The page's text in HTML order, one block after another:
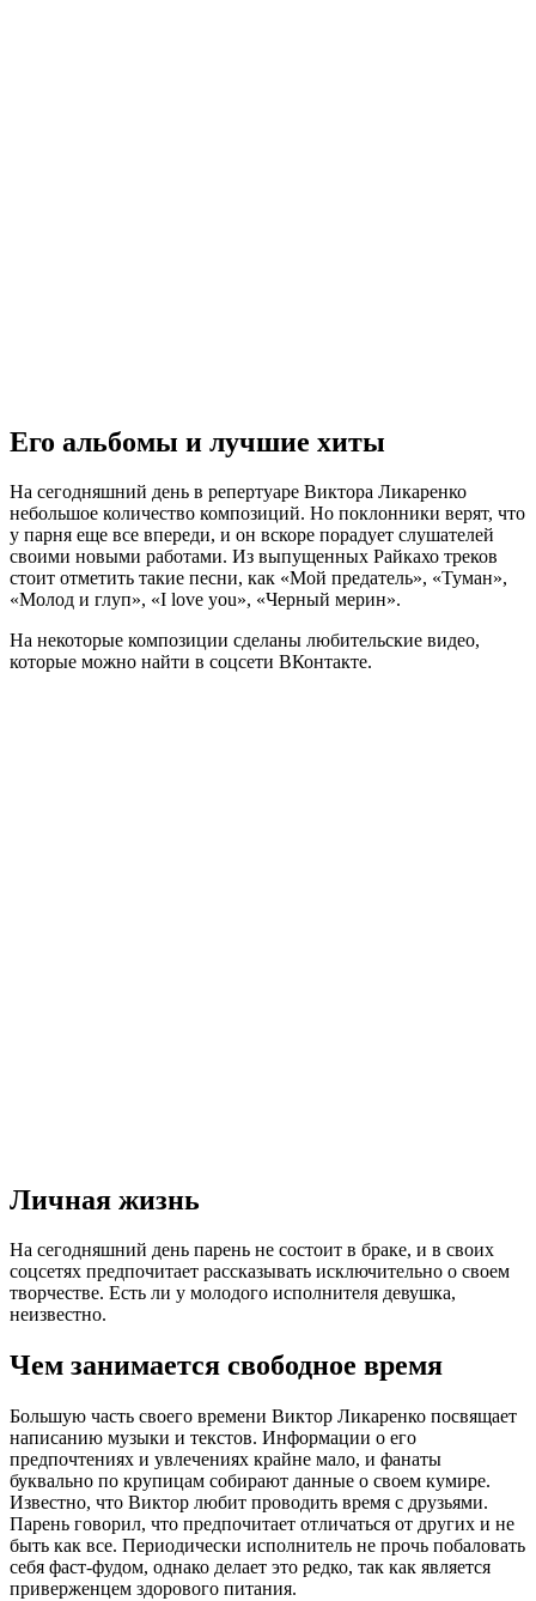
Его альбомы и лучшие хиты
На сегодняшний день в репертуаре Виктора Ликаренко
небольшое количество композиций. Но поклонники верят, что
у парня еще все впереди, и он вскоре порадует слушателей
своими новыми работами. Из выпущенных Райкахо треков
стоит отметить такие песни, как «Мой предатель», «Туман»,
«Молод и глуп», «I love you», «Черный мерин».
На некоторые композиции сделаны любительские видео,
которые можно найти в соцсети ВКонтакте.
Личная жизнь
На сегодняшний день парень не состоит в браке, и в своих
соцсетях предпочитает рассказывать исключительно о своем
творчестве. Есть ли у молодого исполнителя девушка,
неизвестно.
Чем занимается свободное время
Большую часть своего времени Виктор Ликаренко посвящает
написанию музыки и текстов. Информации о его
предпочтениях и увлечениях крайне мало, и фанаты
буквально по крупицам собирают данные о своем кумире.
Известно, что Виктор любит проводить время с друзьями.
Парень говорил, что предпочитает отличаться от других и не
быть как все. Периодически исполнитель не прочь побаловать
себя фаст-фудом, однако делает это редко, так как является
приверженцем здорового питания.